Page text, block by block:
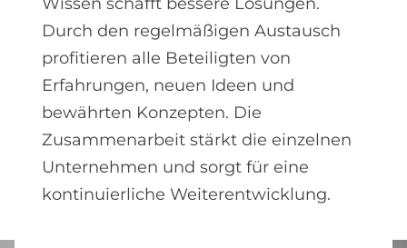
Durch den regelmäßigen Austausch
profitieren alle Beteiligten von
Erfahrungen, neuen Ideen und
bewährten Konzepten. Die
Zusammenarbeit stärkt die einzelnen
Unternehmen und sorgt für eine
kontinuierliche Weiterentwicklung.